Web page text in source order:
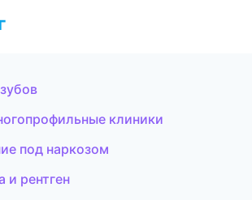
клиники
под наркозом
и рентген